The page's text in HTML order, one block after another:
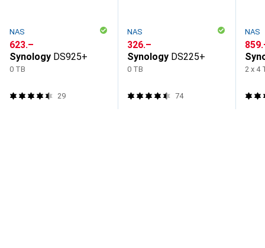
NAS
CHF
623.–
Synology DS925+
0 TB
29
NAS
CHF
326.–
Synology DS225+
0 TB
74
NAS
CHF
2 x 4